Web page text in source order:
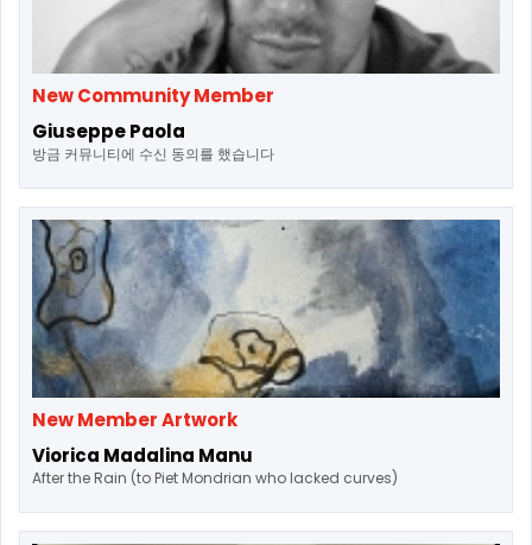
New Community Member
Giuseppe Paola
방금 커뮤니티에 수신 동의를 했습니다
New Member Artwork
Viorica Madalina Manu
After the Rain (to Piet Mondrian who lacked curves)